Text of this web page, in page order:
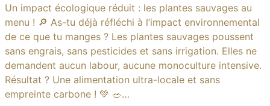
Un impact écologique réduit : les plantes sauvages au
menu ! 🔎 As-tu déjà réfléchi à l’impact environnemental
de ce que tu manges ? Les plantes sauvages poussent
sans engrais, sans pesticides et sans irrigation. Elles ne
demandent aucun labour, aucune monoculture intensive.
Résultat ? Une alimentation ultra-locale et sans
empreinte carbone ! 💚 🥗…